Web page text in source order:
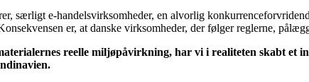
særligt e-handelsvirksomheder, en alvorlig
er, at danske virksomheder, der følger reglerne,
reelle miljøpåvirkning, har vi i realiteten skabt